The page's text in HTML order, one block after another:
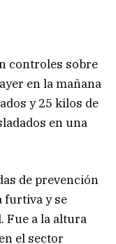
controles sobre
en la mañana
y 25 kilos de
en una
de prevención
furtiva y se
Fue a la altura
el sector